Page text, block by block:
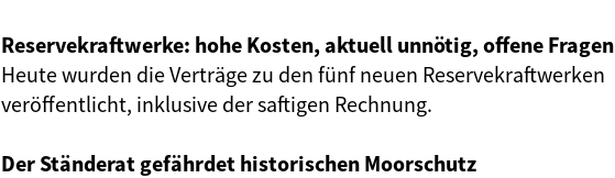
Reservekraftwerke: hohe Kosten, aktuell unnötig, offene Fragen
Heute wurden die Verträge zu den fünf neuen Reservekraftwerken
veröffentlicht, inklusive der saftigen Rechnung.
Der Ständerat gefährdet historischen Moorschutz